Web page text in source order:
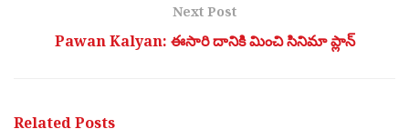
Next Post
Pawan Kalyan: ఈసారి దానికి మించి సినిమా ప్లాన్
RelatedPosts